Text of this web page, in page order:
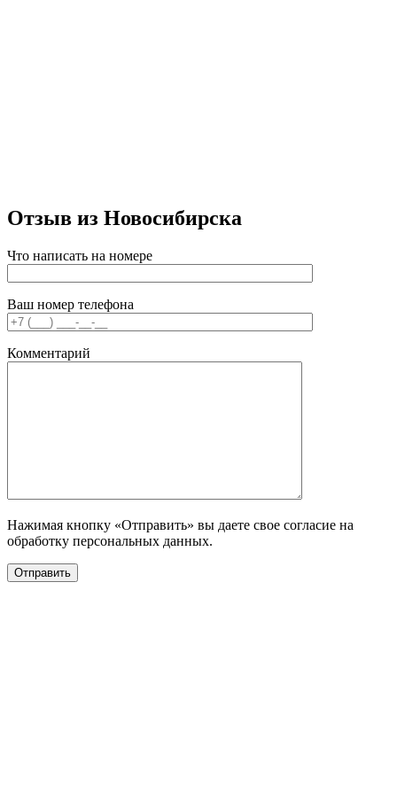
Отзыв из Новосибирска
Что написать на номере
Ваш номер телефона
Комментарий
Нажимая кнопку «Отправить» вы даете свое согласие на
обработку персональных данных.